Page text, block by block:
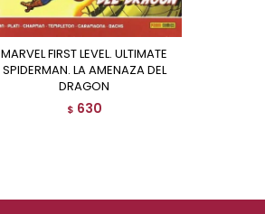
MARVEL FIRST LEVEL. ULTIMATE
SPIDERMAN. LA AMENAZA DEL
DRAGON
$ 630